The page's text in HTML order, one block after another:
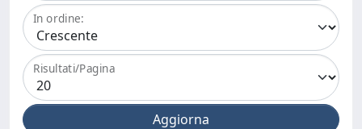
In ordine:
Risultati/Pagina